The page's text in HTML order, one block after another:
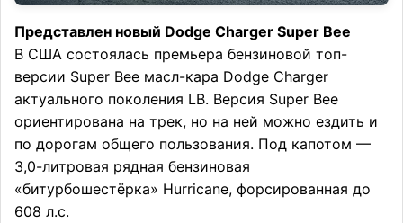
Представлен новый Dodge Charger Super Bee
В США состоялась премьера бензиновой топ-
версии Super Bee масл-кара Dodge Charger
актуального поколения LB. Версия Super Bee
ориентирована на трек, но на ней можно ездить и
по дорогам общего пользования. Под капотом —
3,0-литровая рядная бензиновая
«битурбошестёрка» Hurricane, форсированная до
608 л.с.